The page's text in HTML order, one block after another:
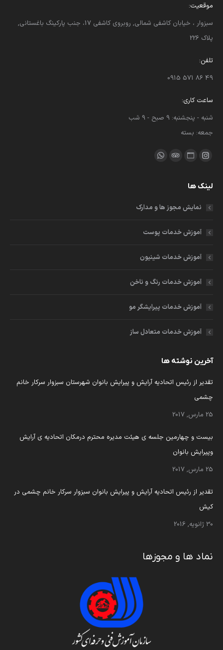
موقعیت:
سبزوار ، خیابان کاشفی شمالی, روبروی کاشفی 17، جنب پارکینگ باغستانی,
پلاک 226
تلفن:
49 86 571 0915
ساعت کاری:
شنبه - پنجشنبه: 9 صبح - 9 شب
جمعه: بسته
ما را دنبال کنید در:
اینستاگرام
کردن
جدید
وبسایت
کردن
در
جدید
مشاور
در
واتساپ
در
جدید
لینک ها
نمایش مجوز ها و مدارک
آموزش خدمات پوست
آموزش خدمات شینیون
آموزش خدمات رنگ و ناخن
آموزش خدمات پیرایشگر مو
آموزش خدمات متعادل ساز
آخرین نوشته ها
تقدیر از رئیس اتحادیه آرایش و پیرایش بانوان شهرستان سبزوار سرکار خانم
چشمی
25 مارس, 2017
بیست و چهارمین جلسه ی هیئت مدیره محترم درمکان اتحادیه ی آرایش
وپیرایش بانوان
25 مارس, 2017
تقدیر از رئیس اتحادیه آرایش و پیرایش بانوان سبزوار سرکار خانم چشمی در
کیش
30 ژانویه, 2016
نماد ها و مجوزها